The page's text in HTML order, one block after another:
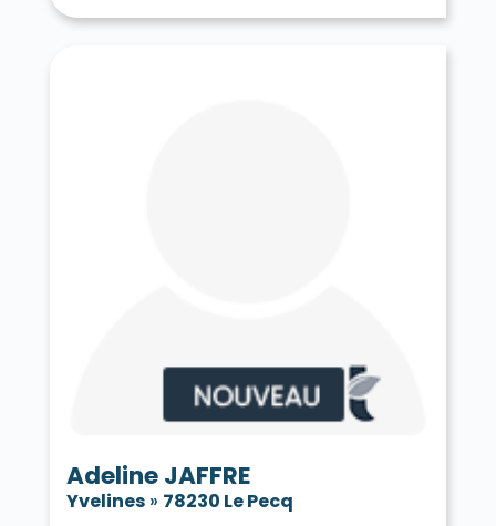
Tessancourt-sur-Aubette 78250
Villepreux 78450
Villette 78930
Villiers-le-Mahieu 78770
Villiers-Saint-Frédéric 78640
Voisins-le-Bretonneux 78960
Adeline JAFFRE
Yvelines» 78230 Le Pecq